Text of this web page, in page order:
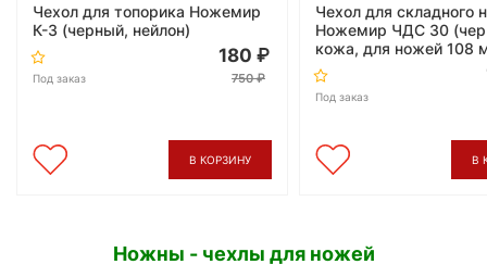
Чехол для топорика Ножемир
К-3 (черный, нейлон)
Под заказ
180
750
В КОРЗИНУ
Чехол для складного
Ножемир ЧДС 30
кожа, для ножей 108
Под заказ
В
Ножны - чехлы для ножей